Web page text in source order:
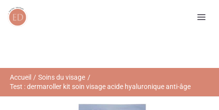
Accueil
Soins du visage
Test : dermaroller kit soin visage acide hyaluronique anti-âge
R
e
r
c